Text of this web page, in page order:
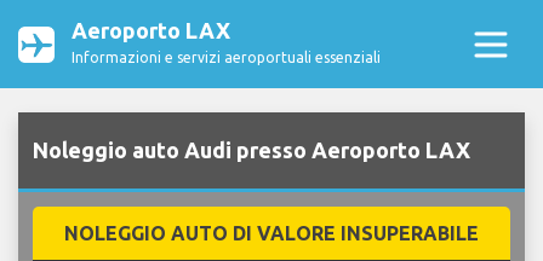
Aeroporto LAX
Informazioni e servizi aeroportuali essenziali
Noleggio auto Audi presso Aeroporto LAX
NOLEGGIO AUTO DI VALORE INSUPERABILE